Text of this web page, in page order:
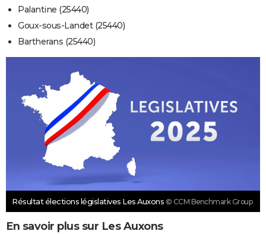
Palantine (25440)
Goux-sous-Landet (25440)
Bartherans (25440)
Résultat élections législatives Les Auxons © CCM Benchmark Group
En savoir plus sur Les Auxons